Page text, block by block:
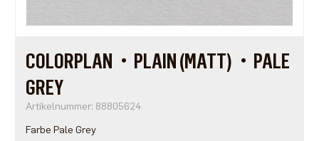
COLORPLAN・PLAIN (MATT)・PALE
GREY
Artikelnummer: 88805624
Farbe Pale Grey